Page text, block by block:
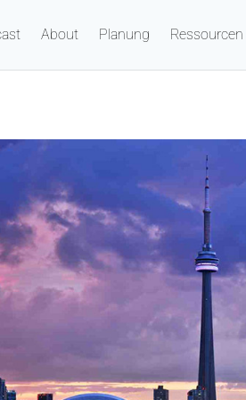
About Planung Ressourcen